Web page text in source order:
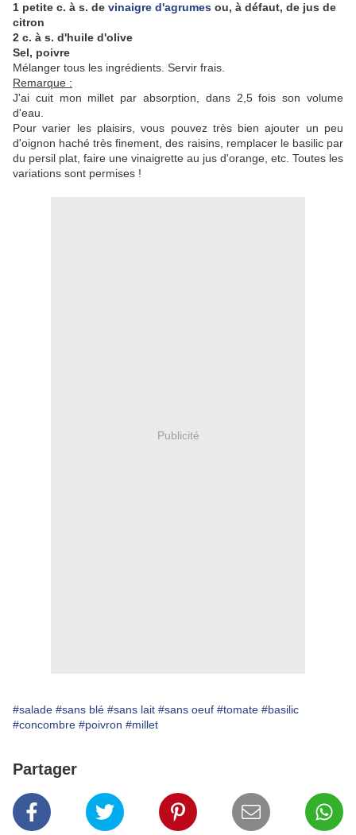
1 petite c. à s. de vinaigre d'agrumes ou, à défaut, de jus de
citron
2 c. à s. d'huile d'olive
Sel, poivre
Mélanger tous les ingrédients. Servir frais.
Remarque :
J'ai cuit mon millet par absorption, dans 2,5 fois son volume
d'eau.
Pour varier les plaisirs, vous pouvez très bien ajouter un peu
d'oignon haché très finement, des raisins, remplacer le basilic par
du persil plat, faire une vinaigrette au jus d'orange, etc. Toutes les
variations sont permises !
Publicité
#salade #sans blé #sans lait #sans oeuf #tomate #basilic
#concombre #poivron #millet
Partager